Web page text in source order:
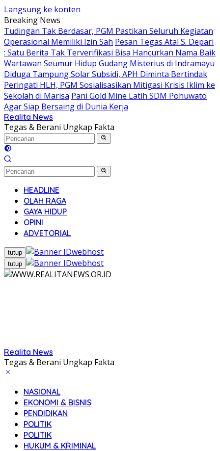
Langsung ke konten
Breaking News
Tudingan Tak Berdasar, PGM Pastikan Seluruh Kegiatan
Operasional Memiliki Izin Sah Pesan Tegas Atal S. Depari
: Satu Berita Tak Terverifikasi Bisa Hancurkan Nama Baik
Wartawan Seumur Hidup Gudang Misterius di Indramayu
Diduga Tampung Solar Subsidi, APH Diminta Bertindak
Peringati HLH, PGM Sosialisasikan Mitigasi Krisis Iklim ke
Sekolah di Marisa Pani Gold Mine Latih SDM Pohuwato
Agar Siap Bersaing di Dunia Kerja
Realita News
Tegas & Berani Ungkap Fakta
HEADLINE
OLAH RAGA
GAYA HIDUP
OPINI
ADVETORIAL
tutup
tutup
Realita News
Tegas & Berani Ungkap Fakta
NASIONAL
EKONOMI & BISNIS
PENDIDIKAN
POLITIK
POLITIK
HUKUM & KRIMINAL